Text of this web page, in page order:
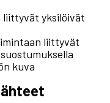
liittyvät yksilöivät
liittyvät
kuva